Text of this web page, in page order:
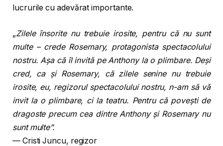
lucrurile cu adevărat importante.
„Zilele însorite nu trebuie irosite, pentru că nu sunt
multe – crede Rosemary, protagonista spectacolului
nostru. Așa că îl invită pe Anthony la o plimbare. Deși
cred, ca și Rosemary, că zilele senine nu trebuie
irosite, eu, regizorul spectacolului nostru, n-am să vă
invit la o plimbare, ci la teatru. Pentru că povești de
dragoste precum cea dintre Anthony și Rosemary nu
sunt multe”.
— Cristi Juncu, regizor